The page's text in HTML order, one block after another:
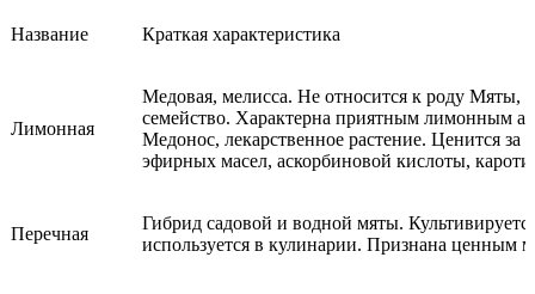
Название Краткая характеристика
Лимонная
Медовая, мелисса. Не относится к роду Мяты,
семейство. Характерна приятным лимонным
Медонос, лекарственное растение. Ценится за
эфирных масел, аскорбиновой кислоты,
Перечная
Гибрид садовой и водной мяты.
используется в кулинарии. Признана ценным